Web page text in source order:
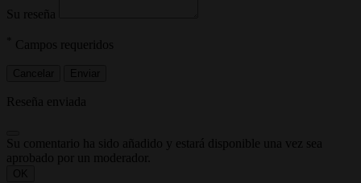
Su reseña
Campos requeridos
Reseña enviada
Su comentario ha sido añadido y estará disponible una vez sea
aprobado por un moderador.